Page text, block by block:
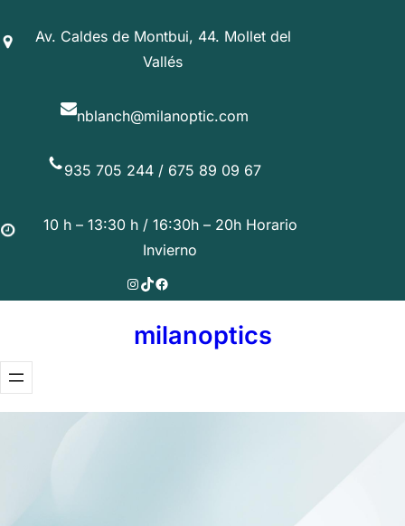
al
Av. Caldes de Montbui, 44. Mollet del
Vallés
nblanch@milanoptic.com
935 705 244 / 675 89 09 67
10 h – 13:30 h / 16:30h – 20h Horario
Invierno
Instagram
TikTok
Facebook
milanoptics